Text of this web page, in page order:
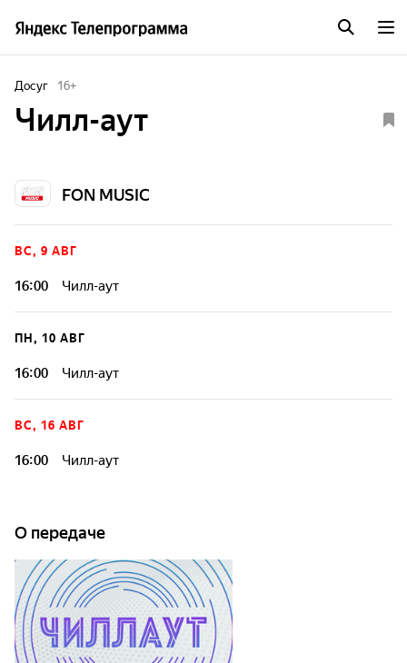
Досуг 16+
Чилл-аут
FON MUSIC
ВС, 9 АВГ
16:00 Чилл-аут
ПН, 10 АВГ
16:00 Чилл-аут
ВС, 16 АВГ
16:00 Чилл-аут
О передаче